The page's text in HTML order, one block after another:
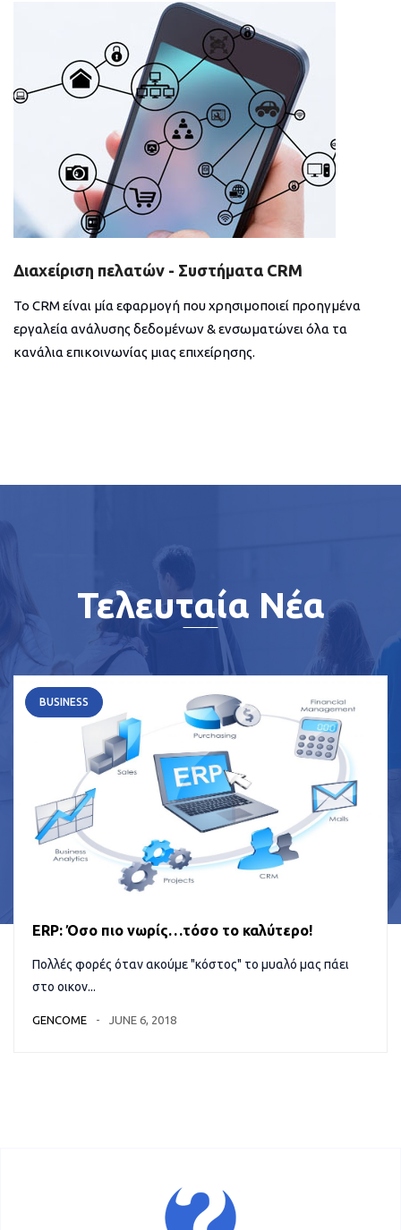
Διαχείριση πελατών - Συστήματα CRM
Το CRM είναι μία εφαρμογή που χρησιμοποιεί προηγμένα
εργαλεία ανάλυσης δεδομένων & ενσωματώνει όλα τα
κανάλια επικοινωνίας μιας επιχείρησης.
Τελευταία Νέα
BUSINESS
ERP: Όσο πιο νωρίς…τόσο το καλύτερο!
Πολλές φορές όταν ακούμε "κόστος" το μυαλό μας πάει
στο οικον...
GENCOME JUNE 6, 2018